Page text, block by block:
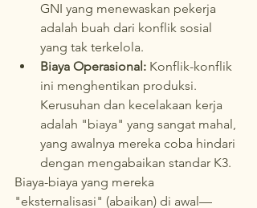
GNI yang menewaskan pekerja
adalah buah dari konflik sosial
yang tak terkelola.
Biaya Operasional: Konflik-konflik
ini menghentikan produksi.
Kerusuhan dan kecelakaan kerja
adalah "biaya" yang sangat mahal,
yang awalnya mereka coba hindari
dengan mengabaikan standar K3.
Biaya-biaya yang mereka
"eksternalisasi" (abaikan) di awal—